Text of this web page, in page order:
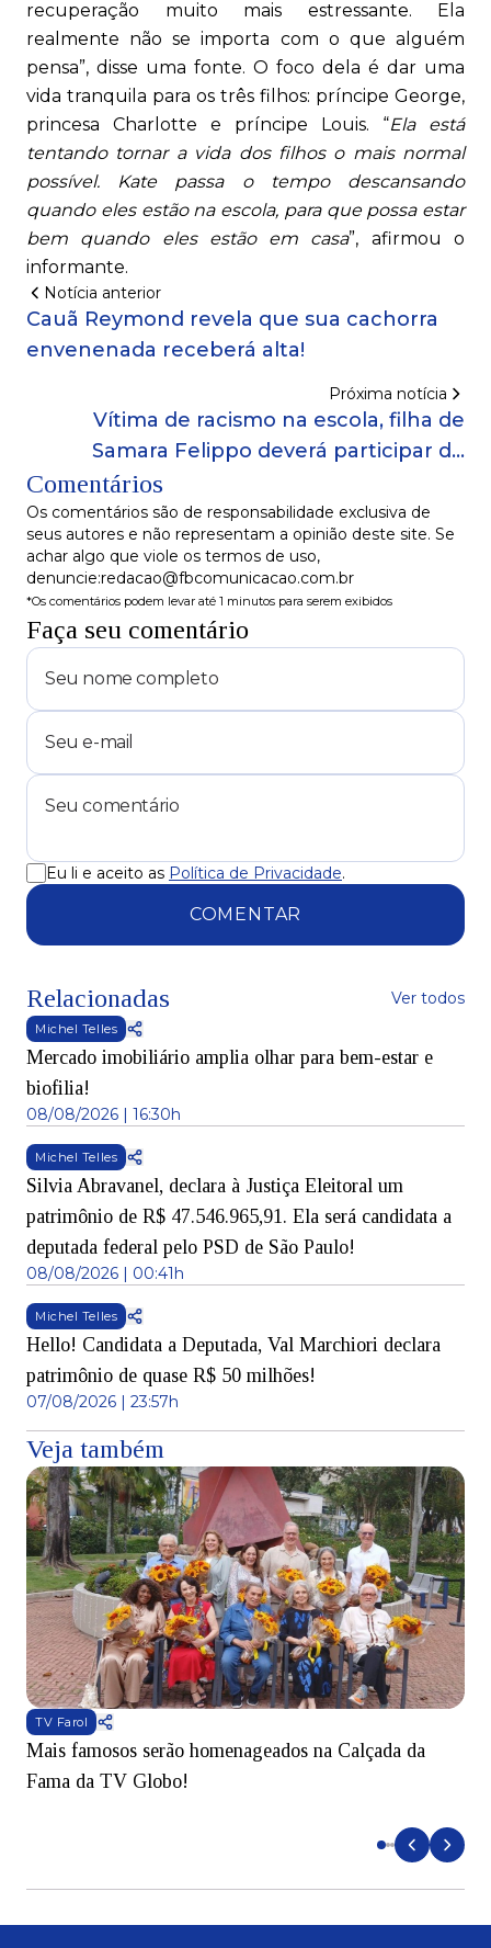
recuperação muito mais estressante. Ela
realmente não se importa com o que alguém
pensa”, disse uma fonte. O foco dela é dar uma
vida tranquila para os três filhos: príncipe George,
princesa Charlotte e príncipe Louis. “Ela está
tentando tornar a vida dos filhos o mais normal
possível. Kate passa o tempo descansando
quando eles estão na escola, para que possa estar
bem quando eles estão em casa”, afirmou o
informante.
Notícia anterior
Cauã Reymond revela que sua cachorra
envenenada receberá alta!
Próxima notícia
Vítima de racismo na escola, filha de
Samara Felippo deverá participar de
audiência como ouvinte, determina juiz!
Comentários
Os comentários são de responsabilidade exclusiva de
seus autores e não representam a opinião deste site. Se
achar algo que viole os termos de uso,
denuncie:redacao@fbcomunicacao.com.br
*Os comentários podem levar até 1 minutos para serem exibidos
Faça seu comentário
Eu li e aceito as Política de Privacidade.
COMENTAR
Relacionadas Ver todos
Michel Telles
Mercado imobiliário amplia olhar para bem-estar e
biofilia!
08/08/2026 | 16:30h
Michel Telles
Silvia Abravanel, declara à Justiça Eleitoral um
patrimônio de R$ 47.546.965,91. Ela será candidata a
deputada federal pelo PSD de São Paulo!
08/08/2026 | 00:41h
Michel Telles
Hello! Candidata a Deputada, Val Marchiori declara
patrimônio de quase R$ 50 milhões!
07/08/2026 | 23:57h
Veja também
TV Farol
Mais famosos serão homenageados na Calçada da
Fama da TV Globo!